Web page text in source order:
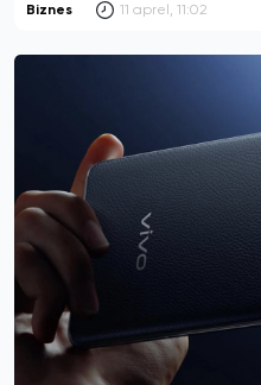
Biznes 11 aprel, 11:02